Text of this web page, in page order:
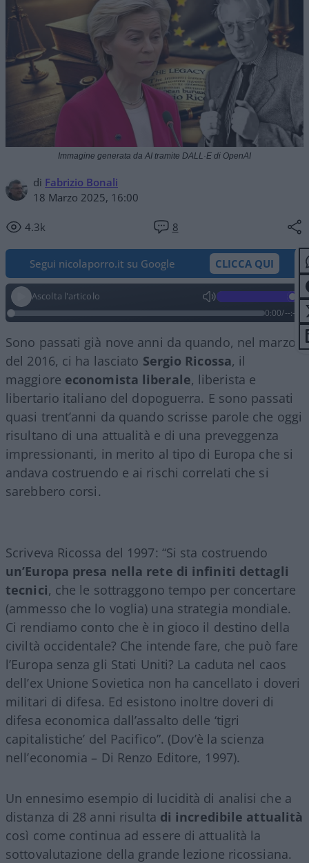
di Fabrizio Bonali
18 Marzo 2025, 16:00
4.3k 8
Immagine generata da AI tramite DALL·E di OpenAI
Segui nicolaporro.it su Google CLICCA QUI
Ascolta l'articolo
0:00/--:--
Sono passati già nove anni da quando, nel marzo
del 2016, ci ha lasciato Sergio Ricossa, il
maggiore economista liberale, liberista e
libertario italiano del dopoguerra. E sono passati
quasi trent’anni da quando scrisse parole che oggi
risultano di una attualità e di una preveggenza
impressionanti, in merito al tipo di Europa che si
andava costruendo e ai rischi correlati che si
sarebbero corsi.
Scriveva Ricossa del 1997: “Si sta costruendo
un’Europa presa nella rete di infiniti dettagli
tecnici, che le sottraggono tempo per concertare
(ammesso che lo voglia) una strategia mondiale.
Ci rendiamo conto che è in gioco il destino della
civiltà occidentale? Che intende fare, che può fare
l’Europa senza gli Stati Uniti? La caduta nel caos
dell’ex Unione Sovietica non ha cancellato i doveri
militari di difesa. Ed esistono inoltre doveri di
difesa economica dall’assalto delle ‘tigri
capitalistiche’ del Pacifico”. (Dov’è la scienza
nell’economia – Di Renzo Editore, 1997).
Un ennesimo esempio di lucidità di analisi che a
distanza di 28 anni risulta di incredibile attualità
così come continua ad essere di attualità la
sottovalutazione della grande lezione ricossiana.